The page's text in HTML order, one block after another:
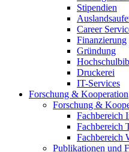
Stipendien
Career
Finanzierung
Gründung
Druckerei
IT-Services
Forschung & Kooperation
Forschung &
Fachbereich
Fachbereich
Fachbereich
Publikationen und